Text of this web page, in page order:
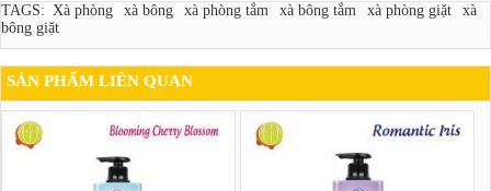
TAGS: Xà phòng xà bông xà phòng tắm xà bông tắm xà phòng giặt
xà
bông giặt
SẢN PHẨM LIÊN QUAN